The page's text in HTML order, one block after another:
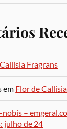
Fragrans
em Flor de
–
julho de 24